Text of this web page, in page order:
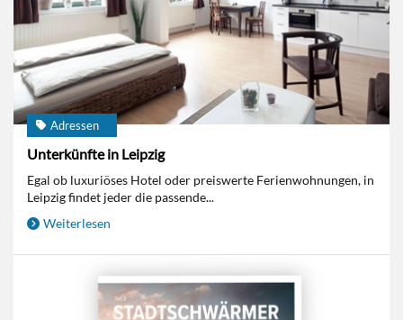
Adressen
Unterkünfte in Leipzig
Egal ob luxuriöses Hotel oder preiswerte Ferienwohnungen, in
Leipzig findet jeder die passende...
Weiterlesen